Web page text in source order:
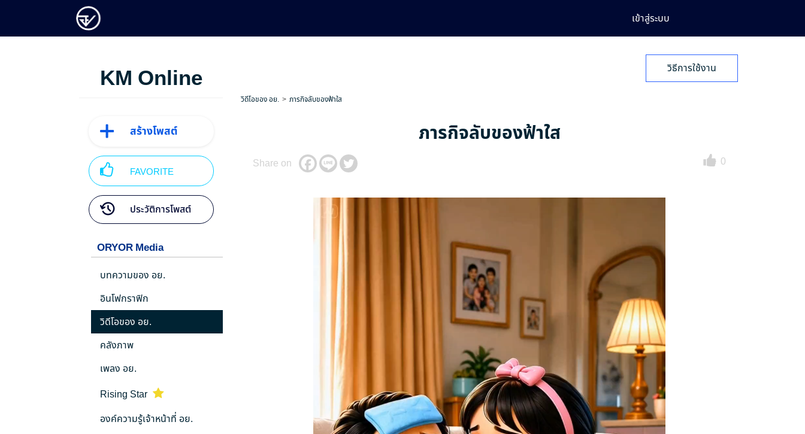
เข้าสู่ระบบ
KM Online
สร้างโพสต์
FAVORITE
ประวัติการโพสต์
ORYOR Media
บทความของ อย.
อินโฟกราฟิก
วิดีโอของ อย.
คลังภาพ
เพลง อย.
Rising Star
องค์ความรู้เจ้าหน้าที่ อย.
วิธีการใช้งาน
วิดีโอของ อย. ภารกิจลับของฟ้าใส
ภารกิจลับของฟ้าใส
Share on 0